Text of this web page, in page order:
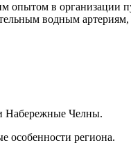
опытом в организации
водным
Набережные Челны.
региона.